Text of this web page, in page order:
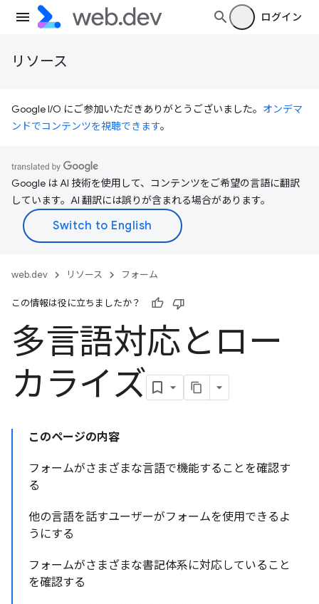
ログイン
リソース
Google I/O にご参加いただきありがとうございました。 オンデマ
ンドでコンテンツを視聴できます。
Google は AI 技術を使用して、コンテンツをご希望の言語に翻訳
しています。AI 翻訳には誤りが含まれる場合があります。
web.dev リソース フォーム
この情報は役に立ちましたか？
多言語対応とロー
カライズ
このページの内容
フォームがさまざまな言語で機能することを確認す
る
他の言語を話すユーザーがフォームを使用できるよ
うにする
フォームがさまざまな書記体系に対応していること
を確認する